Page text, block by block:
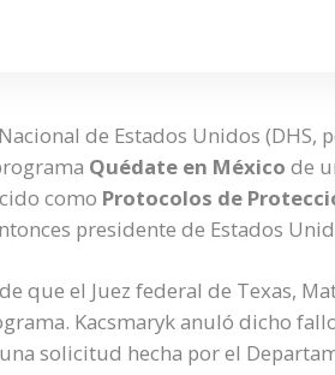
de Estados Unidos (DHS,
Quédate en México de
como Protocolos de
presidente de Estados
que el Juez federal de Texas,
Kacsmaryk anuló dicho
solicitud hecha por el